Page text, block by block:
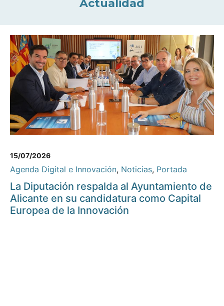
Actualidad
15/07/2026
Agenda Digital e Innovación, Noticias, Portada
La Diputación respalda al Ayuntamiento de
Alicante en su candidatura como Capital
Europea de la Innovación